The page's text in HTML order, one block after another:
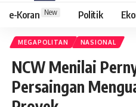
e-Koran New Politik
MEGAPOLITAN NASIONAL
NCW Menilai
Persaingan